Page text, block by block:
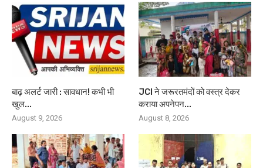
बाढ़ अलर्ट जारी : सावधान! कभी भी
खुल...
August 9, 2026
JCI ने जरूरतमंदों को वस्त्र देकर
कराया अपनेपन...
August 8, 2026